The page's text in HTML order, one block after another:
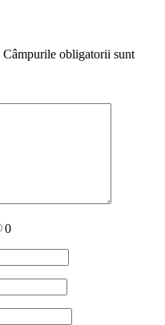
Câmpurile obligatorii sunt
0